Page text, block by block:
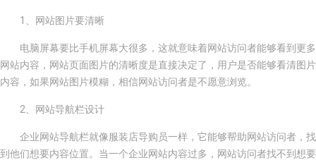
1、网站图片要清晰
电脑屏幕要比手机屏幕大很多，这就意味着网站访问者能够看到更多
网站内容，网站页面图片的清晰度是直接决定了，用户是否能够看清图片
内容，如果网站图片模糊，相信网站访问者是不愿意浏览。
2、网站导航栏设计
企业网站导航栏就像服装店导购员一样，它能够帮助网站访问者，找
到他们想要内容位置。当一个企业网站内容过多，网站访问者找不到想要